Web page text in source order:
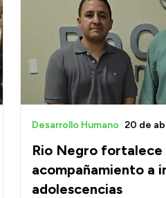
Rio Negro fortalece
acompañamiento a
adolescencias
Desarrollo Humano 20 de